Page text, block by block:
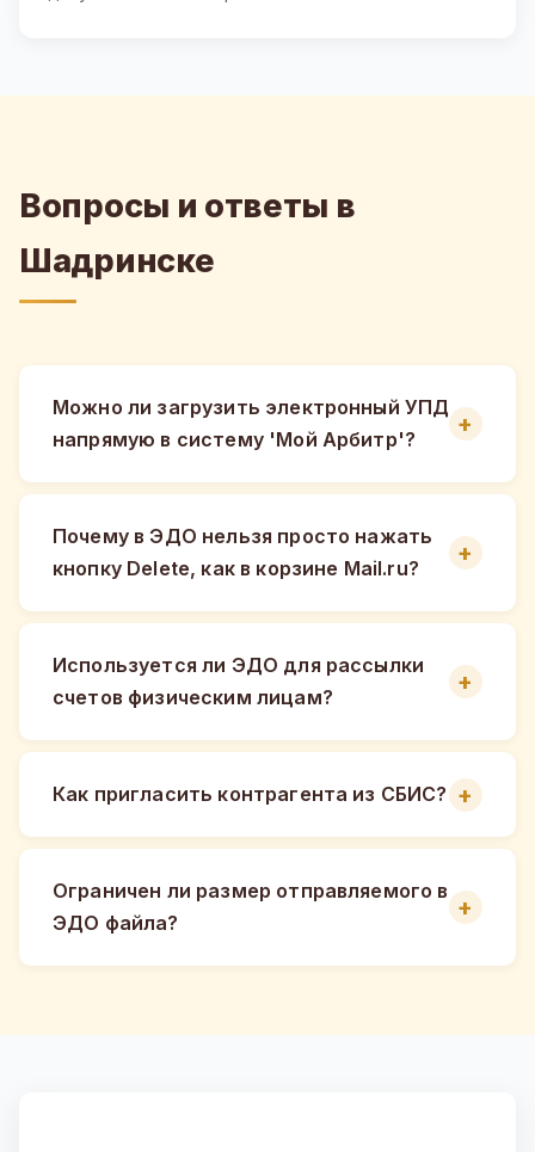
Вопросы и ответы в
Шадринске
Можно ли загрузить электронный УПД
напрямую в систему 'Мой Арбитр'?
Почему в ЭДО нельзя просто нажать
кнопку Delete, как в корзине Mail.ru?
Используется ли ЭДО для рассылки
счетов физическим лицам?
Как пригласить контрагента из СБИС?
Ограничен ли размер отправляемого в
ЭДО файла?